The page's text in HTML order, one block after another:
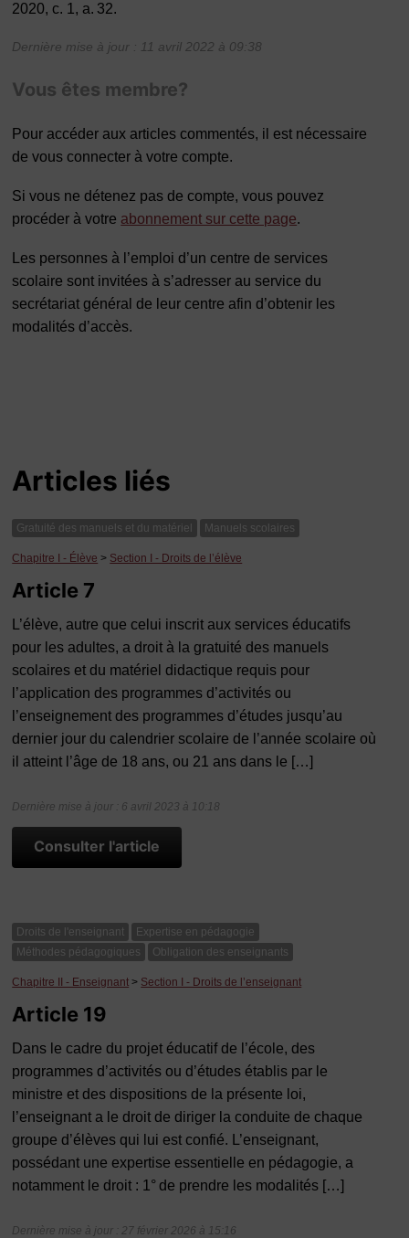
2020, c. 1, a. 32.
Dernière mise à jour : 11 avril 2022 à 09:38
Vous êtes membre?
Pour accéder aux articles commentés, il est nécessaire
de vous connecter à votre compte.
Si vous ne détenez pas de compte, vous pouvez
procéder à votre abonnement sur cette page.
Les personnes à l’emploi d’un centre de services
scolaire sont invitées à s’adresser au service du
secrétariat général de leur centre afin d’obtenir les
modalités d’accès.
Articles liés
Gratuité des manuels et du matériel Manuels scolaires
Chapitre I - Élève > Section I - Droits de l’élève
Article 7
L’élève, autre que celui inscrit aux services éducatifs
pour les adultes, a droit à la gratuité des manuels
scolaires et du matériel didactique requis pour
l’application des programmes d’activités ou
l’enseignement des programmes d’études jusqu’au
dernier jour du calendrier scolaire de l’année scolaire où
il atteint l’âge de 18 ans, ou 21 ans dans le […]
Dernière mise à jour : 6 avril 2023 à 10:18
Consulter l'article
Droits de l'enseignant
Expertise en pédagogie
Méthodes pédagogiques
Obligation des enseignants
Chapitre II - Enseignant > Section I - Droits de l’enseignant
Article 19
Dans le cadre du projet éducatif de l’école, des
programmes d’activités ou d’études établis par le
ministre et des dispositions de la présente loi,
l’enseignant a le droit de diriger la conduite de chaque
groupe d’élèves qui lui est confié. L’enseignant,
possédant une expertise essentielle en pédagogie, a
notamment le droit : 1° de prendre les modalités […]
Dernière mise à jour : 27 février 2026 à 15:16